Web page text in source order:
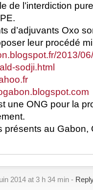
de l’interdiction
d’adjuvants Oxo
leur procédé
2013/
sodji.html
une ONG pour la
présents au Gabon,
2014 at 3 h 34 min -